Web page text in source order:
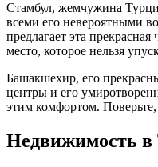
Стамбул, жемчужина
всеми его невероятными
предлагает эта
место, которое нельзя
Башакшехир, его
центры и его
этим комфортом. Поверьте,
Недвижимость в